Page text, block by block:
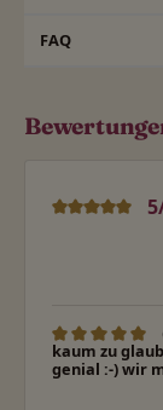
FAQ
Bewertung mit
kaum zu
genial :-) wir